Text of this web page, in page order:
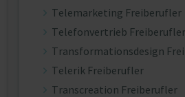
Telemarketing Freiberufler
Telefonvertrieb Freiberufler
Transformationsdesign
Telerik Freiberufler
Transcreation Freiberufler